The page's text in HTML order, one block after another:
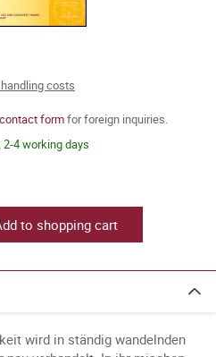
costs
contact formfor foreign inquiries.
4 working days
to shopping cart
wird in ständig wandelnden